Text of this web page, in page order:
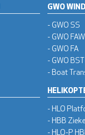
GWO WIND
- GWO SS
- GWO FAW
- GWO FA
- GWO
- Boat
- HLO
- HBB
- HLO-P